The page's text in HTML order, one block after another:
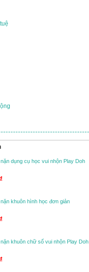
dụng cụ học vui nhộn Play Doh
khuôn hình học đơn giản
khuôn chữ số vui nhộn Play Doh